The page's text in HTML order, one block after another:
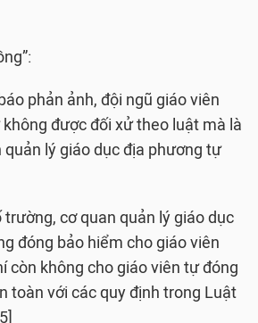
phản ảnh, đội ngũ giáo viên
được đối xử theo luật mà là
quản lý giáo dục địa phương tự
trường, cơ quan quản lý giáo dục
đóng bảo hiểm cho giáo viên
còn không cho giáo viên tự đóng
toàn với các quy định trong Luật